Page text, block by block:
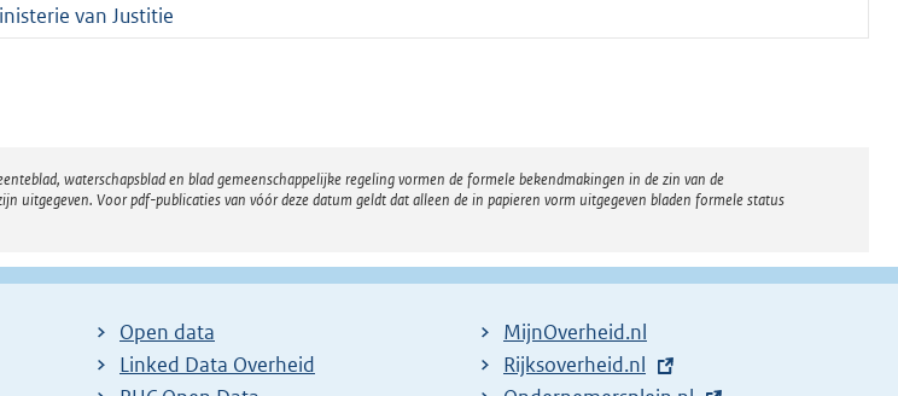
van Justitie
waterschapsblad en blad gemeenschappelijke regeling vormen de formele bekendmakingen in de zin van de
uitgegeven. Voor pdf-publicaties van vóór deze datum geldt dat alleen de in papieren vorm uitgegeven bladen formele status
Open data
Linked Data Overheid
MijnOverheid.nl
E
Rijksoverheid.nl